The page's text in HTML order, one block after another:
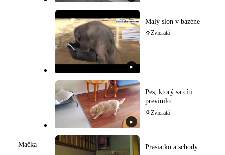
Mačka
▶
Malý slon v bazéne
Zvieratá
▶
Pes, ktorý sa cíti
previnilo
Zvieratá
Prasiatko a schody